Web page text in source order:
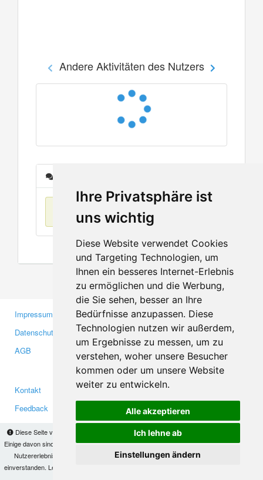
Ihre Privatsphäre ist
uns wichtig
Diese Website verwendet Cookies
und Targeting Technologien, um
Ihnen ein besseres Internet-Erlebnis
zu ermöglichen und die Werbung,
die Sie sehen, besser an Ihre
Bedürfnisse anzupassen. Diese
Technologien nutzen wir außerdem,
um Ergebnisse zu messen, um zu
verstehen, woher unsere Besucher
kommen oder um unsere Website
weiter zu entwickeln.
Alle akzeptieren
Ich lehne ab
Einstellungen ändern
Diese Seite verwendet Cookies, um Informationen auf Ihrem Computer zu speichern.
Einige davon sind notwendig, damit unsere Seite funktioniert, andere helfen uns dabei, das
Nutzererlebnis zu verbessern. Mit der Nutzung dieser Seite erklären Sie sich damit
einverstanden. Lesen Sie unsere
Andere Aktivitäten des Nutzers
Keine Einträge
Impressum
Datenschutzerklärung
AGB
Gewerbetreibende
Investoren
Medien
Kontakt
Feedback
Facebook
Twitter
YouTube
Google+